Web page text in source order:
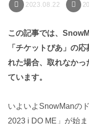
2023.08.22
この記事では、
「チケットぴあ」の
れた場合、取れなか
ています。
いよいよSnowManの
2023 i DO ME」が始